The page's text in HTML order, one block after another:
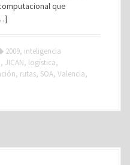
que
2009, inteligencia
, JICAN, logística,
, rutas, SOA, Valencia,